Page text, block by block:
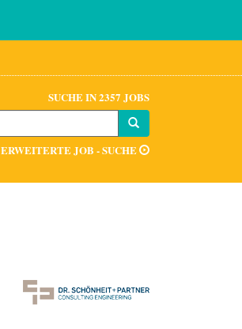
SUCHE IN 2357 JOBS
ERWEITERTE JOB - SUCHE